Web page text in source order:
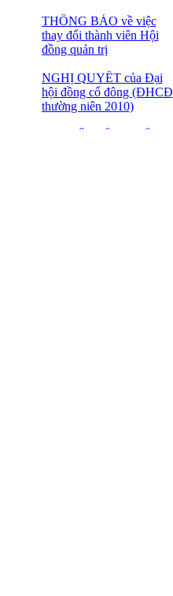
THÔNG BÁO về việc
thay đổi thành viên Hội
đồng quản trị
NGHỊ QUYẾT của Đại
hội đồng cổ đông (ĐHCĐ
thường niên 2010)